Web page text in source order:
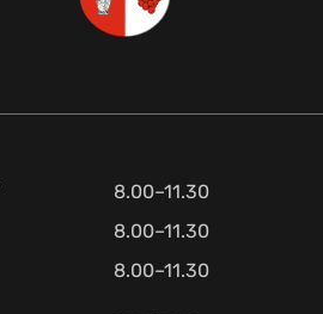
8.00–11.30
8.00–11.30
8.00–11.30